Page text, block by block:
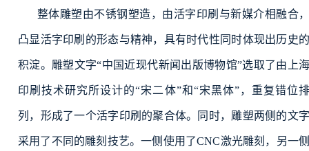
整体雕塑由不锈钢塑造，由活字印刷与新媒介相融合，
凸显活字印刷的形态与精神，具有时代性同时体现出历史的
积淀。雕塑文字“中国近现代新闻出版博物馆”选取了由上海
印刷技术研究所设计的“宋二体”和“宋黑体”，重复错位排
列，形成了一个活字印刷的聚合体。同时，雕塑两侧的文字
采用了不同的雕刻技艺。一侧使用了CNC激光雕刻，另一侧